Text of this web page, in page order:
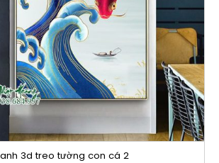
3d treo tường con cá 2